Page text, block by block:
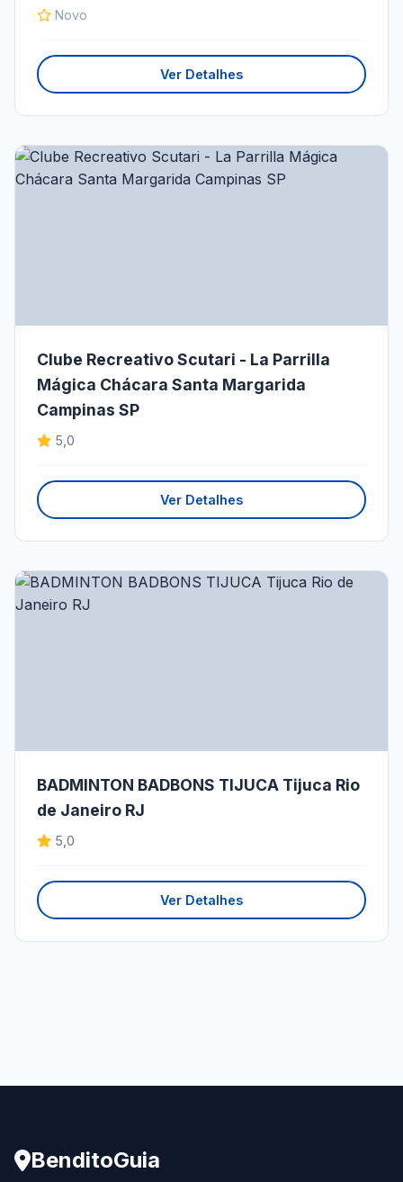
Novo
Ver Detalhes
Clube Recreativo Scutari - La Parrilla
Mágica Chácara Santa Margarida
Campinas SP
5,0
Ver Detalhes
BADMINTON BADBONS TIJUCA Tijuca Rio
de Janeiro RJ
5,0
Ver Detalhes
BenditoGuia